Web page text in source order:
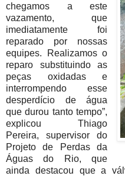
chegamos a este
vazamento, que
imediatamente foi
reparado por nossas
equipes. Realizamos o
reparo substituindo as
peças oxidadas e
interrompendo esse
desperdício de água
que durou tanto tempo”,
explicou Thiago
Pereira, supervisor do
Projeto de Perdas da
Águas do Rio, que
ainda destacou que a